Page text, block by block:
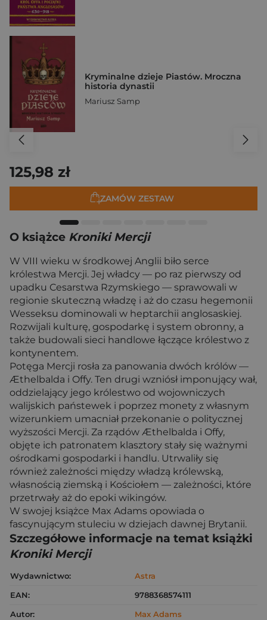
Kryminalne dzieje Piastów. Mroczna
historia dynastii
Mariusz Samp
125,98 zł
ZAMÓW ZESTAW
O książce Kroniki Mercji
W VIII wieku w środkowej Anglii biło serce
królestwa Mercji. Jej władcy — po raz pierwszy od
upadku Cesarstwa Rzymskiego — sprawowali w
regionie skuteczną władzę i aż do czasu hegemonii
Wesseksu dominowali w heptarchii anglosaskiej.
Rozwijali kulturę, gospodarkę i system obronny, a
także budowali sieci handlowe łączące królestwo z
kontynentem.
Potęga Mercji rosła za panowania dwóch królów —
Æthelbalda i Offy. Ten drugi wzniósł imponujący wał,
oddzielający jego królestwo od wojowniczych
walijskich państewek i poprzez monety z własnym
wizerunkiem umacniał przekonanie o politycznej
wyższości Mercji. Za rządów Æthelbalda i Offy,
objęte ich patronatem klasztory stały się ważnymi
ośrodkami gospodarki i handlu. Utrwaliły się
również zależności między władzą królewską,
własnością ziemską i Kościołem — zależności, które
przetrwały aż do epoki wikingów.
W swojej książce Max Adams opowiada o
fascynującym stuleciu w dziejach dawnej Brytanii.
Szczegółowe informacje na temat książki
Kroniki Mercji
Wydawnictwo:
Astra
EAN:
9788368574111
Autor:
Max Adams